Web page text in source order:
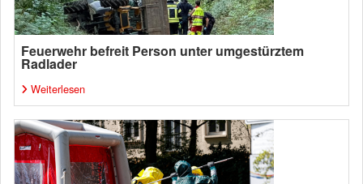
Feuerwehr befreit Person unter umgestürztem
Radlader
Weiterlesen